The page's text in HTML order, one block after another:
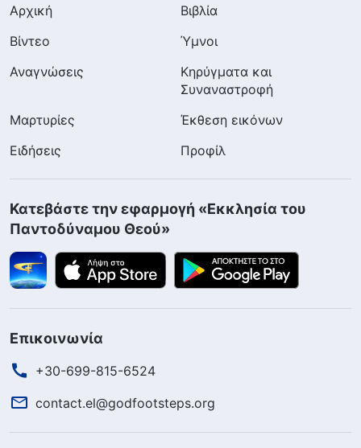
Αρχική
Βιβλία
Βίντεο
Ύμνοι
Αναγνώσεις
Κηρύγματα και
Συναναστροφή
Μαρτυρίες
Έκθεση εικόνων
Ειδήσεις
Προφίλ
Κατεβάστε την εφαρμογή «Εκκλησία του
Παντοδύναμου Θεού»
Επικοινωνία
+30-699-815-6524
contact.el@godfootsteps.org